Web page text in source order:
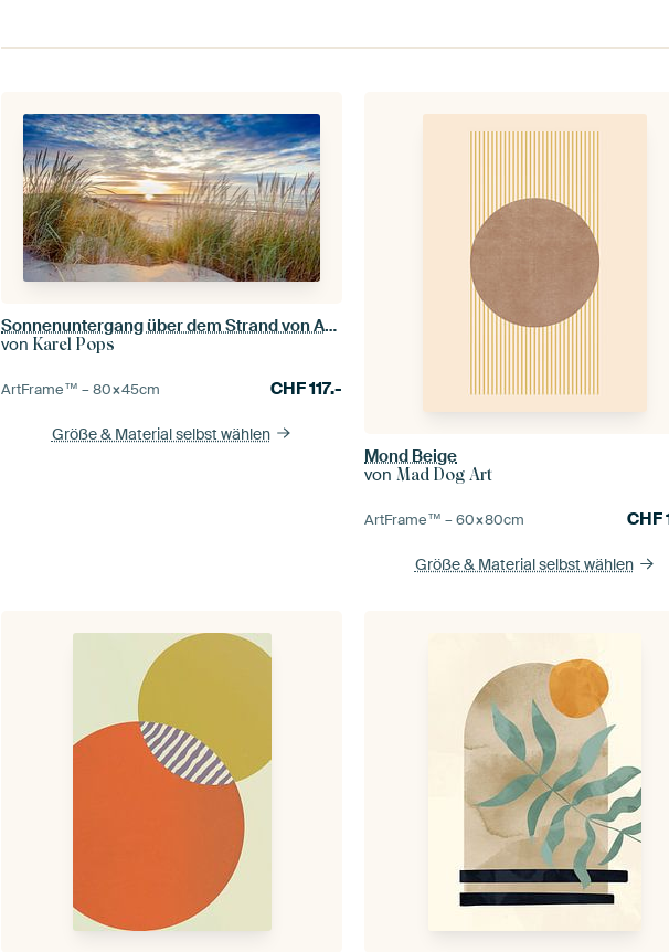
Sonnenuntergang über dem Strand von Ameland
vonKarel Pops
ArtFrame™ –80×45cm CHF117.-
Größe & Material selbst wählen
Mond Beige
vonMad Dog Art
ArtFrame™ –60×80cm CHF
Größe & Material selbst wählen